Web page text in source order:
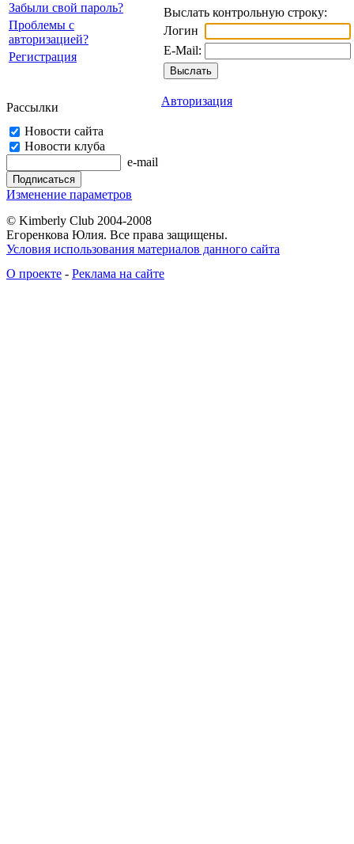
Забыли свой пароль?
Проблемы с
авторизацией?
Регистрация
Рассылки
Новости сайта
Новости клуба
e-mail
Изменение параметров
Выслать контрольную строку:
Логин
E-Mail:
Авторизация
© Kimberly Club 2004-2008
Егоренкова Юлия. Все права защищены.
Условия использования материалов данного сайта
О проекте - Реклама на сайте